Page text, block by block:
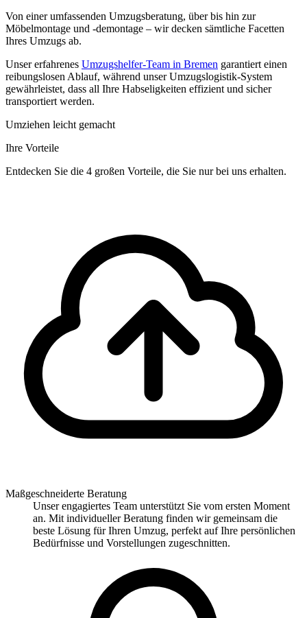
Von einer umfassenden Umzugsberatung, überbis hin zur
Möbelmontage und -demontage – wir decken sämtliche Facetten
Ihres Umzugs ab.
Unser erfahrenes Umzugshelfer-Team in Bremen garantiert einen
reibungslosen Ablauf, während unser Umzugslogistik-System
gewährleistet, dass all Ihre Habseligkeiten effizient und sicher
transportiert werden.
Umziehen leicht gemacht
Ihre Vorteile
Entdecken Sie die 4 großen Vorteile, die Sie nur bei uns erhalten.
Maßgeschneiderte Beratung
Unser engagiertes Team unterstützt Sie vom ersten Moment
an. Mit individueller Beratung finden wir gemeinsam die
beste Lösung für Ihren Umzug, perfekt auf Ihre persönlichen
Bedürfnisse und Vorstellungen zugeschnitten.